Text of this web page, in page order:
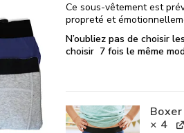
Ce sous-vêtement est
propreté et
N’oubliez pas de choisir
choisir 7 fois le même
× 4